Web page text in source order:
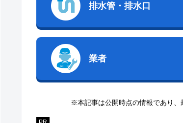
排水管・排水口
業者
※本記事は公開時点の情報であり、